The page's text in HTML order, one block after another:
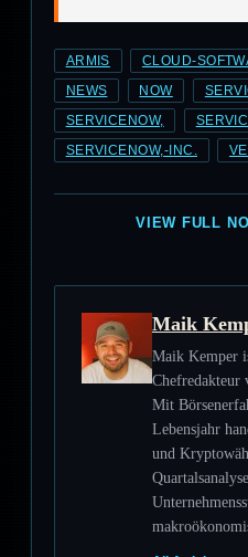
ARMIS CLOUD-
NEWS NOW
SERVICENOW,
SERVICENOW,-INC.
VIEW FULL
Maik
Maik Kemper
Chefredakteur
Mit
Lebensjahr
und